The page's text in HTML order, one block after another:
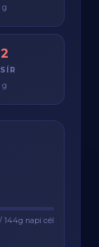
g
2
g
/ 144g napi cél